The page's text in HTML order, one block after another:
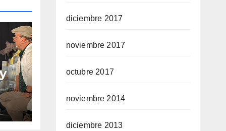
diciembre 2017
noviembre 2017
octubre 2017
noviembre 2014
diciembre 2013